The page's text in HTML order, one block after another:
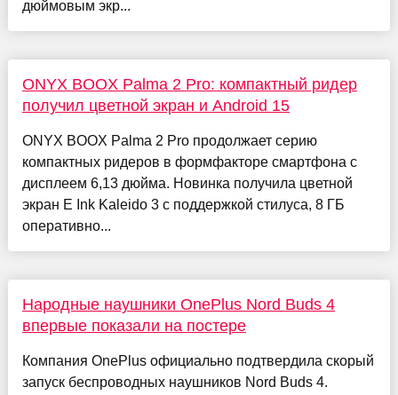
дюймовым экр...
ONYX BOOX Palma 2 Pro: компактный ридер
получил цветной экран и Android 15
ONYX BOOX Palma 2 Pro продолжает серию
компактных ридеров в формфакторе смартфона с
дисплеем 6,13 дюйма. Новинка получила цветной
экран E Ink Kaleido 3 с поддержкой стилуса, 8 ГБ
оперативно...
Народные наушники OnePlus Nord Buds 4
впервые показали на постере
Компания OnePlus официально подтвердила скорый
запуск беспроводных наушников Nord Buds 4.